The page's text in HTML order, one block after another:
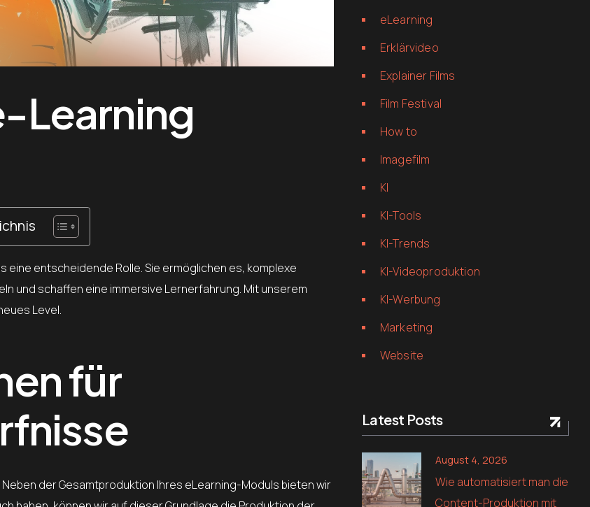
Learning
entscheidende Rolle. Sie ermöglichen es, komplexe
und schaffen eine immersive Lernerfahrung. Mit unserem
Level.
für
der Gesamtproduktion Ihres eLearning-Moduls bieten wir
eLearning
Erklärvideo
Explainer Films
Film Festival
How to
Imagefilm
KI
KI-Tools
KI-Trends
KI-Videoproduktion
KI-Werbung
Marketing
Website
Latest Posts
Wie automatisiert man die
Content-Produktion mit
August 4, 2026